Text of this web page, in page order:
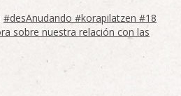
#desAnudando #korapilatzen #18
sobre nuestra relación con las